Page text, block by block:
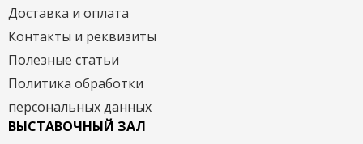
Доставка и оплата
Контакты и реквизиты
Полезные статьи
Политика обработки
персональных данных
ВЫСТАВОЧНЫЙ ЗАЛ